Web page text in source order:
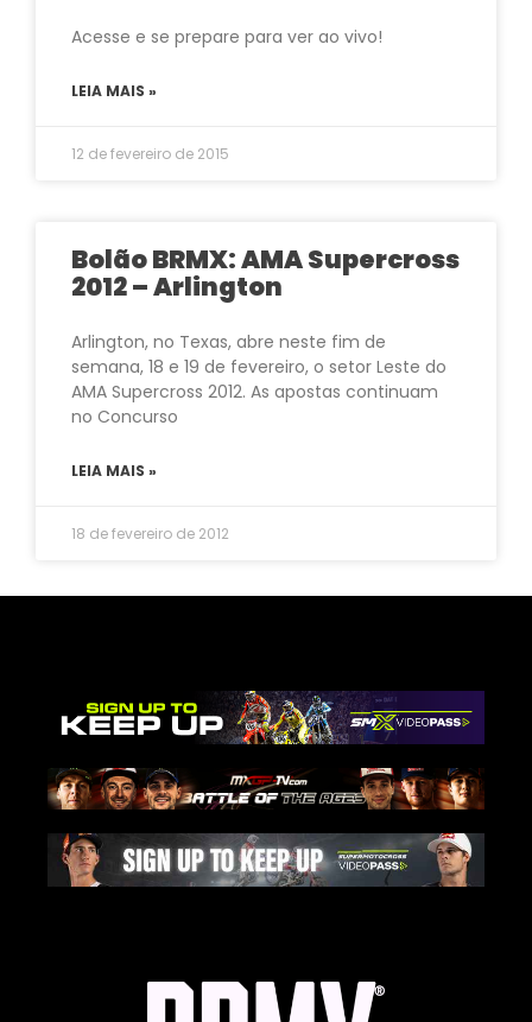
Acesse e se prepare para ver ao vivo!
LEIA MAIS »
12 de fevereiro de 2015
Bolão BRMX: AMA Supercross
2012 – Arlington
Arlington, no Texas, abre neste fim de
semana, 18 e 19 de fevereiro, o setor Leste do
AMA Supercross 2012. As apostas continuam
no Concurso
LEIA MAIS »
18 de fevereiro de 2012